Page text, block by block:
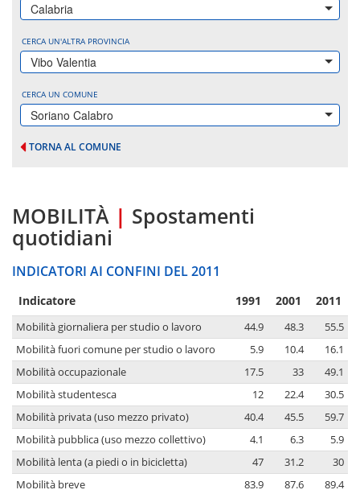
Calabria
CERCA UN'ALTRA PROVINCIA
Vibo Valentia
CERCA UN COMUNE
Soriano Calabro
TORNA AL COMUNE
MOBILITÀ | Spostamenti
quotidiani
INDICATORI AI CONFINI DEL 2011
Indicatore 1991 2001 2011
Mobilità giornaliera per studio o lavoro 44.9 48.3
55.5
Mobilità fuori comune per studio o lavoro
5.9 10.4
16.1
Mobilità occupazionale
17.5 33
49.1
Mobilità studentesca
12 22.4
30.5
Mobilità privata (uso mezzo privato)
40.4 45.5
59.7
Mobilità pubblica (uso mezzo collettivo)
4.1 6.3
5.9
Mobilità lenta (a piedi o in bicicletta)
47 31.2
30
Mobilità breve
83.9 87.6
89.4